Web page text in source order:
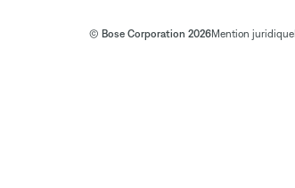
© Bose Corporation 2026Mention juridique